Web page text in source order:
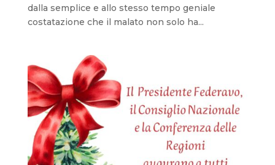
dalla semplice e allo stesso tempo geniale
costatazione che il malato non solo ha...